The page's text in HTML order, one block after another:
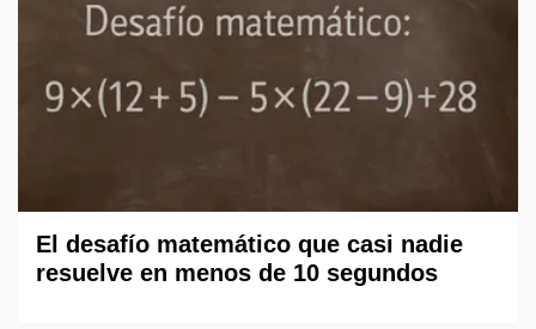
El desafío matemático que casi nadie
resuelve en menos de 10 segundos